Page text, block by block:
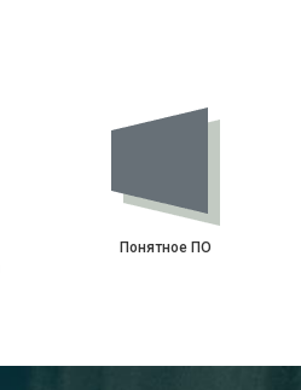
Понятное ПО